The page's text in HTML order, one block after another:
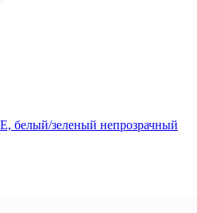
белый/зеленый непрозрачный